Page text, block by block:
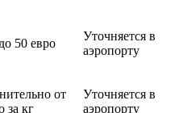
50 евро
Уточняется в
аэропорту
от
за кг
Уточняется в
аэропорту